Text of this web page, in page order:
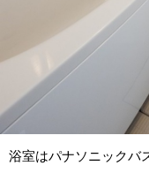
浴室はパナソニック